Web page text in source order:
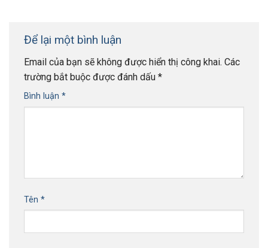
Để lại một bình luận
Email của bạn sẽ không được hiển thị công khai. Các
trường bắt buộc được đánh dấu *
Bình luận *
Tên *